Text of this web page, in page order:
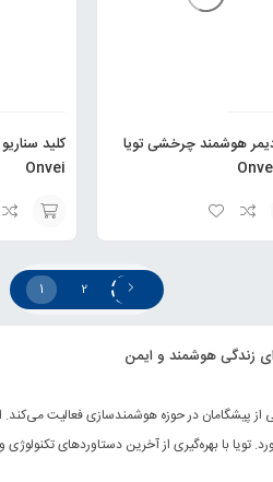
هوشمند چرخشی تویا
کلید
Onvei
انتخاب
گزینه
1 2
زندگی هوشمند و ایمن
از پیشگامان در حوزه هوشمندسازی فعالیت
با بهره‌گیری از آخرین دستاوردهای تکنولوژی و